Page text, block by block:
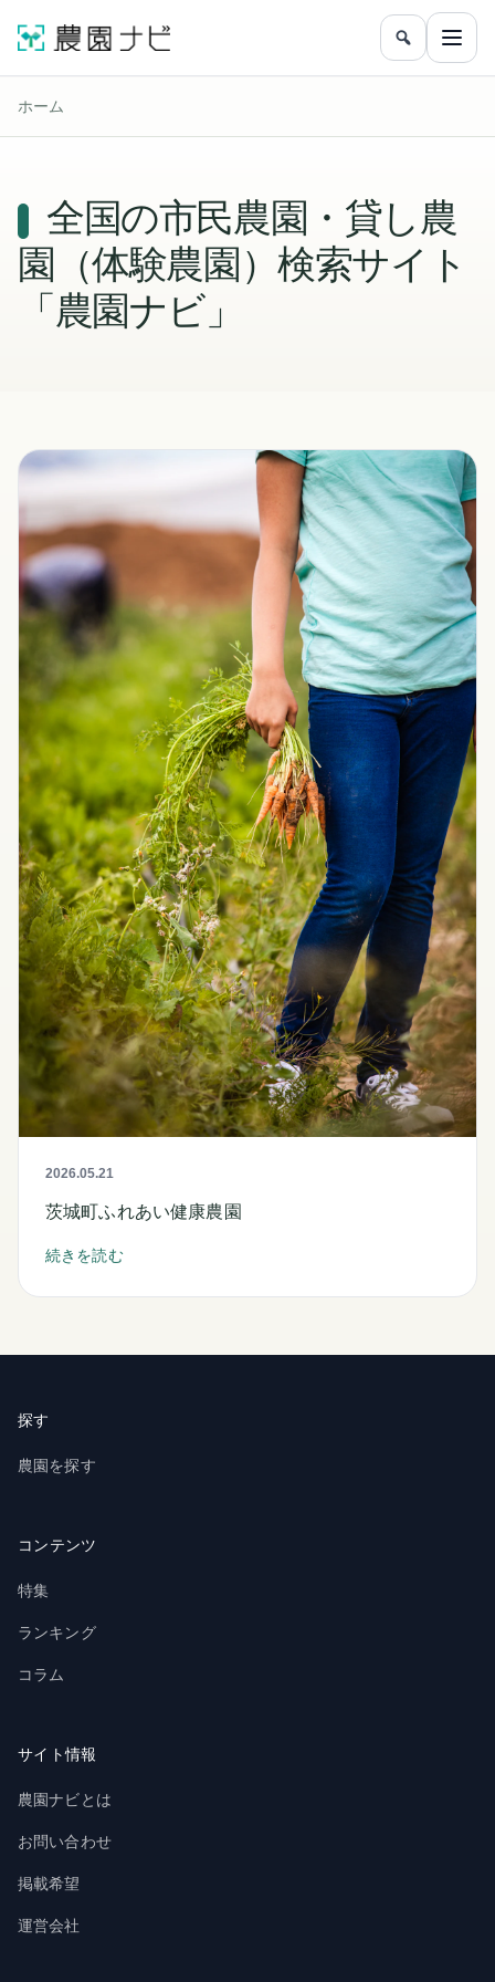
農園をフ
メニ
ホーム
全国の市民農園・貸し農
園（体験農園）検索サイト
「農園ナビ」
2026.05.21
茨城町ふれあい健康農園
続きを読む
探す
農園を探す
コンテンツ
特集
ランキング
コラム
サイト情報
農園ナビとは
お問い合わせ
掲載希望
運営会社